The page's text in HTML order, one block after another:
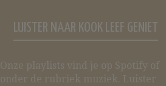
LUISTER NAAR KOOK LEEF GENIET
Onze playlists vind je op Spotify of
onder de rubriek muziek. Luister